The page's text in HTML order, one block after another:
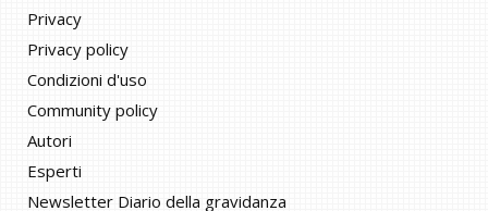
Privacy
Privacy policy
Condizioni d'uso
Community policy
Autori
Esperti
Newsletter Diario della gravidanza